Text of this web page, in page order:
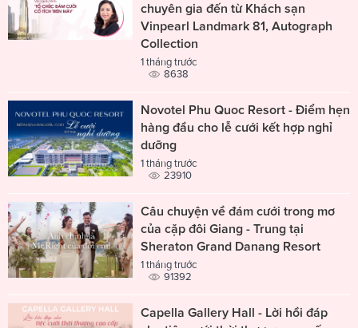
chuyên gia đến từ Khách sạn
Vinpearl Landmark 81, Autograph
Collection
1 tháng trước
8638
Novotel Phu Quoc Resort - Điểm hẹn
hàng đầu cho lễ cưới kết hợp nghỉ
dưỡng
1 tháng trước
23910
Câu chuyện về đám cưới trong mơ
của cặp đôi Giang - Trung tại
Sheraton Grand Danang Resort
1 tháng trước
91392
Capella Gallery Hall - Lời hồi đáp